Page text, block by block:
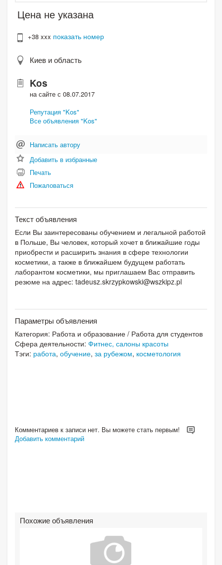
Цена не указана
+38 xxx показать номер
Киев и область
Kos
на сайте с 08.07.2017
Репутация "Kos"
Все объявления "Kos"
Написать автору
Добавить в избранные
Печать
Пожаловаться
Текст объявления
Если Вы заинтересованы обучением и легальной работой
в Польше, Вы человек, который хочет в ближайшие годы
приобрести и расширить знания в сфере технологии
косметики, а также в ближайшем будущем работать
лаборантом косметики, мы приглашаем Вас отправить
резюме на адрес: tadeusz.skrzypkowski@wszkipz.pl
Параметры объявления
Категория: Работа и образование / Работа для студентов
Сфера деятельности: Фитнес, салоны красоты
Тэги: работа, обучение, за рубежом, косметология
Комментариев к записи нет. Вы можете стать первым!
Добавить комментарий
Похожие объявления